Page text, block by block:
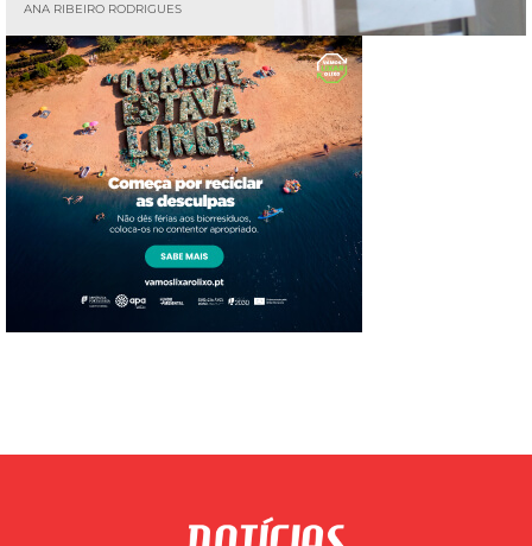
ANA RIBEIRO RODRIGUES